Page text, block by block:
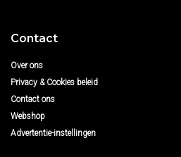
Contact
Over ons
Privacy & Cookies beleid
Contact ons
Webshop
Advertentie-instellingen